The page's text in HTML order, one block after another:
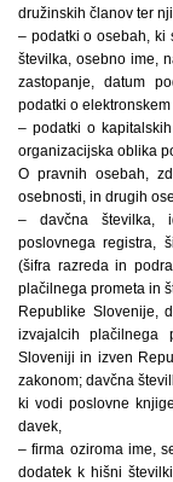
družinskih članov ter
– podatki o osebah, ki
številka, osebno ime,
zastopanje, datum
podatki o elektronskem
– podatki o
organizacijska oblika
O pravnih osebah,
osebnosti, in drugih
– davčna številka,
poslovnega registra,
(šifra razreda in
plačilnega prometa in
Republike Slovenije,
izvajalcih plačilnega
Sloveniji in izven
zakonom; davčna
ki vodi poslovne
davek,
– firma oziroma ime,
dodatek k hišni